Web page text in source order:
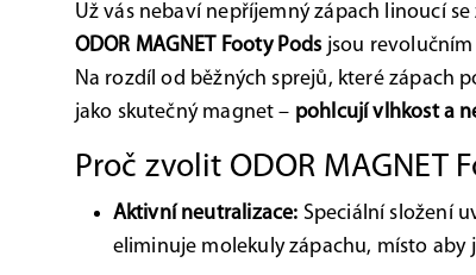
Už vás nebaví nepříjemný zápach linoucí
ODOR MAGNET Footy Pods jsou
Na rozdíl od běžných sprejů, které zápach
jako skutečný magnet – pohlcují vlhkost a
Proč zvolit ODOR MAGNET
Aktivní neutralizace: Speciální složení
eliminuje molekuly zápachu, místo aby